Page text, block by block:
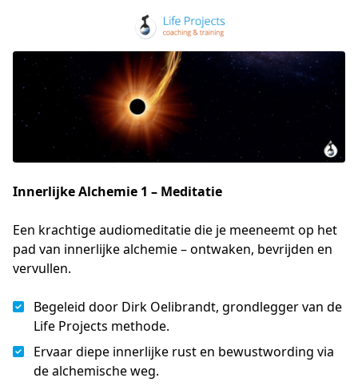
Innerlijke Alchemie 1 – Meditatie
Een krachtige audiomeditatie die je meeneemt op het
pad van innerlijke alchemie – ontwaken, bevrijden en
vervullen.
Begeleid door Dirk Oelibrandt, grondlegger van de
Life Projects methode.
Ervaar diepe innerlijke rust en bewustwording via
de alchemische weg.